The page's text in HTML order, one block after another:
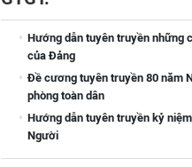
Hướng dẫn tuyên truyền những
của Đảng
Đề cương tuyên truyền 80 năm
phòng toàn dân
Hướng dẫn tuyên truyền kỷ
Người